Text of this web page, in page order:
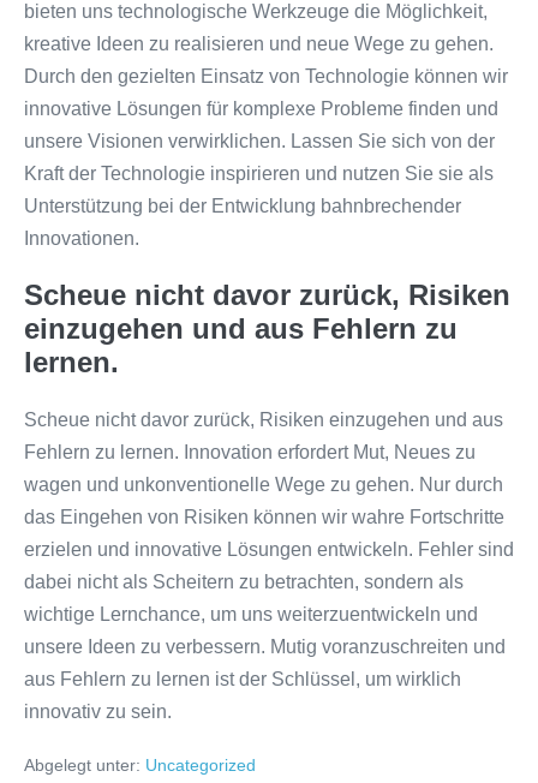
bieten uns technologische Werkzeuge die Möglichkeit,
kreative Ideen zu realisieren und neue Wege zu gehen.
Durch den gezielten Einsatz von Technologie können wir
innovative Lösungen für komplexe Probleme finden und
unsere Visionen verwirklichen. Lassen Sie sich von der
Kraft der Technologie inspirieren und nutzen Sie sie als
Unterstützung bei der Entwicklung bahnbrechender
Innovationen.
Scheue nicht davor zurück, Risiken
einzugehen und aus Fehlern zu
lernen.
Scheue nicht davor zurück, Risiken einzugehen und aus
Fehlern zu lernen. Innovation erfordert Mut, Neues zu
wagen und unkonventionelle Wege zu gehen. Nur durch
das Eingehen von Risiken können wir wahre Fortschritte
erzielen und innovative Lösungen entwickeln. Fehler sind
dabei nicht als Scheitern zu betrachten, sondern als
wichtige Lernchance, um uns weiterzuentwickeln und
unsere Ideen zu verbessern. Mutig voranzuschreiten und
aus Fehlern zu lernen ist der Schlüssel, um wirklich
innovativ zu sein.
Abgelegt unter: Uncategorized